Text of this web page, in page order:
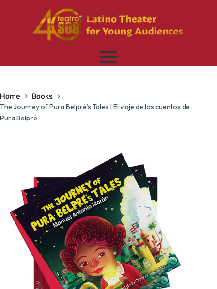
Home Books
The Journey of Pura Belpré’s Tales | El viaje de los cuentos de
Pura Belpré